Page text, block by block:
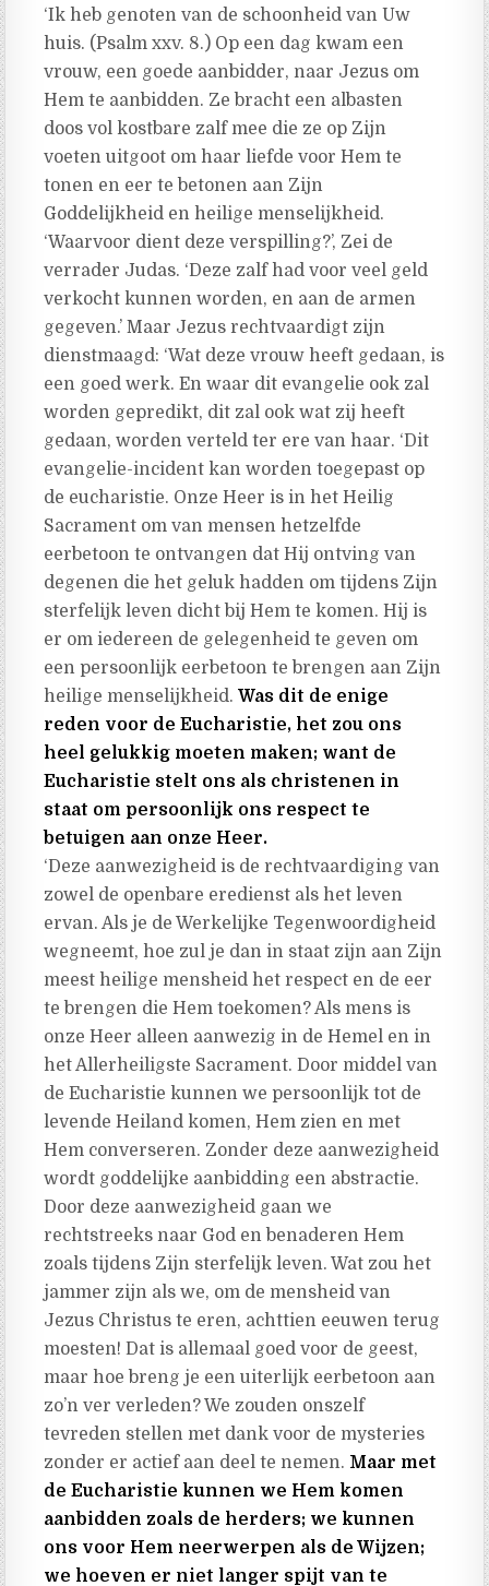
‘Ik heb genoten van de schoonheid van Uw
huis. (Psalm xxv. 8.) Op een dag kwam een ​​
vrouw, een goede aanbidder, naar Jezus om
Hem te aanbidden. Ze bracht een albasten
doos vol kostbare zalf mee die ze op Zijn
voeten uitgoot om haar liefde voor Hem te
tonen en eer te betonen aan Zijn
Goddelijkheid en heilige menselijkheid.
‘Waarvoor dient deze verspilling?’, Zei de
verrader Judas. ‘Deze zalf had voor veel geld
verkocht kunnen worden, en aan de armen
gegeven.’ Maar Jezus rechtvaardigt zijn
dienstmaagd: ‘Wat deze vrouw heeft gedaan, is
een goed werk. En waar dit evangelie ook zal
worden gepredikt, dit zal ook wat zij heeft
gedaan, worden verteld ter ere van haar. ‘Dit
evangelie-incident kan worden toegepast op
de eucharistie. Onze Heer is in het Heilig
Sacrament om van mensen hetzelfde
eerbetoon te ontvangen dat Hij ontving van
degenen die het geluk hadden om tijdens Zijn
sterfelijk leven dicht bij Hem te komen. Hij is
er om iedereen de gelegenheid te geven om
een ​​persoonlijk eerbetoon te brengen aan Zijn
heilige menselijkheid.Was dit de enige
reden voor de Eucharistie, het zou ons
heel gelukkig moeten maken; want de
Eucharistie stelt ons als christenen in
staat om persoonlijk ons ​​respect te
betuigen aan onze Heer.
‘Deze aanwezigheid is de rechtvaardiging van
zowel de openbare eredienst als het leven
ervan. Als je de Werkelijke Tegenwoordigheid
wegneemt, hoe zul je dan in staat zijn aan Zijn
meest heilige mensheid het respect en de eer
te brengen die Hem toekomen? Als mens is
onze Heer alleen aanwezig in de Hemel en in
het Allerheiligste Sacrament. Door middel van
de Eucharistie kunnen we persoonlijk tot de
levende Heiland komen, Hem zien en met
Hem converseren. Zonder deze aanwezigheid
wordt goddelijke aanbidding een abstractie.
Door deze aanwezigheid gaan we
rechtstreeks naar God en benaderen Hem
zoals tijdens Zijn sterfelijk leven. Wat zou het
jammer zijn als we, om de mensheid van
Jezus Christus te eren, achttien eeuwen terug
moesten! Dat is allemaal goed voor de geest,
maar hoe breng je een uiterlijk eerbetoon aan
zo’n ver verleden? We zouden onszelf
tevreden stellen met dank voor de mysteries
zonder er actief aan deel te nemen. Maar met
de Eucharistie kunnen we Hem komen
aanbidden zoals de herders; we kunnen
ons voor Hem neerwerpen als de Wijzen;
we hoeven er niet langer spijt van te